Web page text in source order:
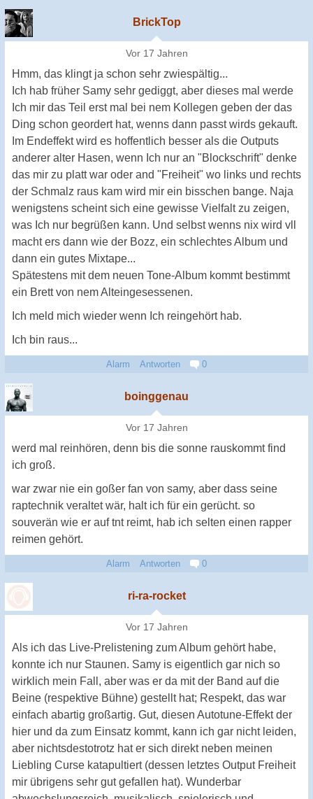
BrickTop
Vor 17 Jahren
Hmm, das klingt ja schon sehr zwiespältig...
Ich hab früher Samy sehr gediggt, aber dieses mal werde
Ich mir das Teil erst mal bei nem Kollegen geben der das
Ding schon geordert hat, wenns dann passt wirds gekauft.
Im Endeffekt wird es hoffentlich besser als die Outputs
anderer alter Hasen, wenn Ich nur an "Blockschrift" denke
das mir zu platt war oder and "Freiheit" wo links und rechts
der Schmalz raus kam wird mir ein bisschen bange. Naja
wenigstens scheint sich eine gewisse Vielfalt zu zeigen,
was Ich nur begrüßen kann. Und selbst wenns nix wird vll
macht ers dann wie der Bozz, ein schlechtes Album und
dann ein gutes Mixtape...
Spätestens mit dem neuen Tone-Album kommt bestimmt
ein Brett von nem Alteingesessenen.
Ich meld mich wieder wenn Ich reingehört hab.
Ich bin raus...
Alarm Antworten 0
boinggenau
Vor 17 Jahren
werd mal reinhören, denn bis die sonne rauskommt find
ich groß.
war zwar nie ein goßer fan von samy, aber dass seine
raptechnik veraltet wär, halt ich für ein gerücht. so
souverän wie er auf tnt reimt, hab ich selten einen rapper
reimen gehört.
Alarm Antworten 0
ri-ra-rocket
Vor 17 Jahren
Als ich das Live-Prelistening zum Album gehört habe,
konnte ich nur Staunen. Samy is eigentlich gar nich so
wirklich mein Fall, aber was er da mit der Band auf die
Beine (respektive Bühne) gestellt hat; Respekt, das war
einfach abartig großartig. Gut, diesen Autotune-Effekt der
hier und da zum Einsatz kommt, kann ich gar nicht leiden,
aber nichtsdestotrotz hat er sich direkt neben meinen
Liebling Curse katapultiert (dessen letztes Output Freiheit
mir übrigens sehr gut gefallen hat). Wunderbar